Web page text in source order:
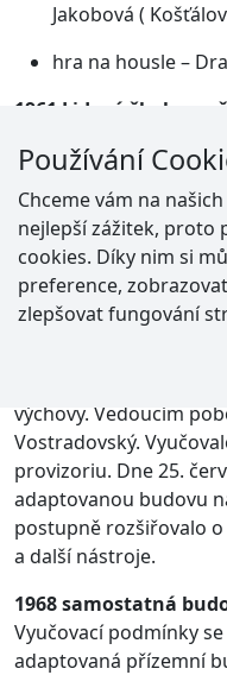
Jakobová (
hra na housle –
1961 Lidová škola
1962 rozšíření LŠU o
Okruh působnosti se
Dojížděly sem děti z
Datyň a Paskova. Pro
vzdálenějších obcí s
vzdělání v kraji, byla v
Vratimov přidělena
s výukou houslové
výchovy. Vedoucím
Vostradovský.
provizoriu. Dne 25.
adaptovanou budovu
postupně rozšiřovalo
a další nástroje.
1968 samostatná
Vyučovací podmínky
adaptovaná přízemní
Používání
Chceme vám na
nejlepší zážitek, proto
cookies. Díky nim si
preference,
zlepšovat fungování